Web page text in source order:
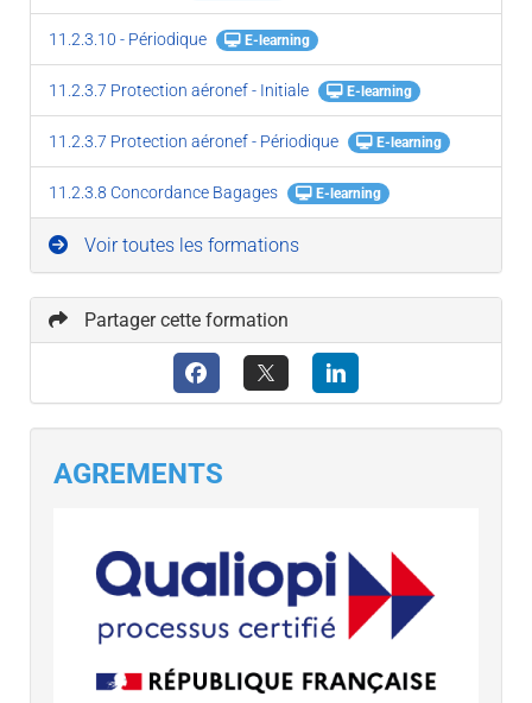
11.2.3.10 - Périodique E-learning
11.2.3.7 Protection aéronef - Initiale E-learning
11.2.3.7 Protection aéronef - Périodique E-learning
11.2.3.8 Concordance Bagages E-learning
Voir toutes les formations
Partager cette formation
AGREMENTS